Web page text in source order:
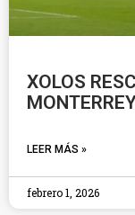
XOLOS
LEER MÁS »
febrero 1, 2026